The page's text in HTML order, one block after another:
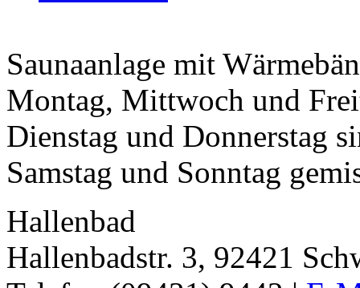
Saunaanlage mit
Montag, Mittwoch und
Dienstag und Donnerstag
Samstag und Sonntag
Hallenbad
Hallenbadstr. 3, 92421